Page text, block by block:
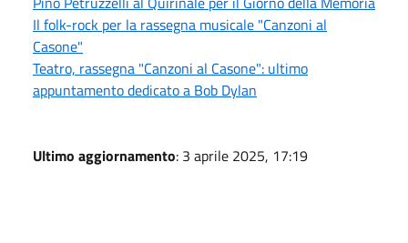
Il folk-rock per la rassegna musicale "Canzoni al
Casone"
Teatro, rassegna "Canzoni al Casone": ultimo
appuntamento dedicato a Bob Dylan
Ultimo aggiornamento: 3 aprile 2025, 17:19